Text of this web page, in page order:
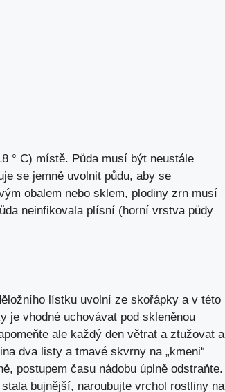
° C) místě. Půda musí být neustále
se jemně uvolnit půdu, aby se
obalem nebo sklem, plodiny zrn musí
neinfikovala plísní (horní vrstva půdy
lístku uvolní ze skořápky a v této
je vhodné uchovávat pod skleněnou
ale každý den větrat a ztužovat a
dva listy a tmavé skvrny na „kmeni“
postupem času nádobu úplně odstraňte.
bujnější, naroubujte vrchol rostliny na